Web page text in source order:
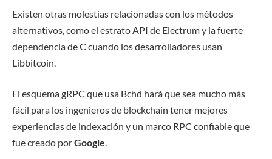
Existen otras molestias relacionadas con los métodos
alternativos, como el estrato API de Electrum y la fuerte
dependencia de C cuando los desarrolladores usan
Libbitcoin.
El esquema gRPC que usa Bchd hará que sea mucho más
fácil para los ingenieros de blockchain tener mejores
experiencias de indexación y un marco RPC confiable que
fue creado porGoogle.